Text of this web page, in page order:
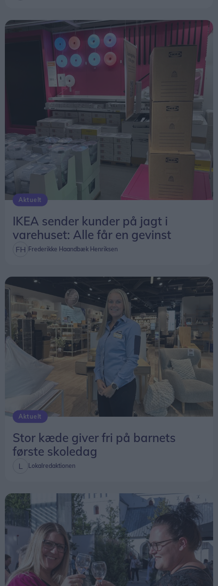
Aktuelt
IKEA sender kunder på jagt i
varehuset: Alle får en gevinst
Frederikke Haandbæk Henriksen
Aktuelt
Stor kæde giver fri på barnets
første skoledag
Lokalredaktionen